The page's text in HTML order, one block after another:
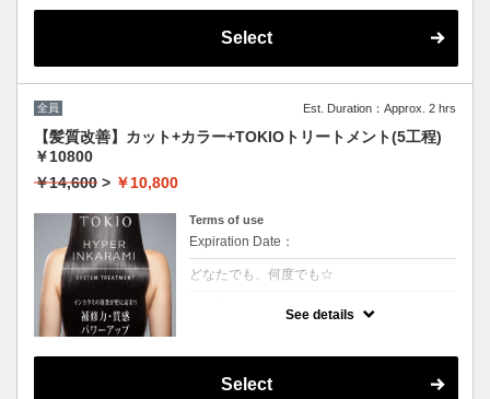
Select
全員 Est. Duration：Approx. 2 hrs
【髪質改善】カット+カラー+TOKIOトリートメント(5工程)
￥10800
￥14,600 > ￥10,800
Terms of use
Expiration Date：
どなたでも、何度でも☆
ちます。本質的な「髪質ケア」で大人気！超
深くに浸透して定着
See details
Select